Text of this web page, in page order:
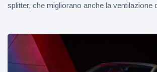
splitter, che migliorano anche la ventilazione